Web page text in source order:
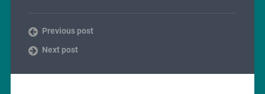
Previous post
Next post